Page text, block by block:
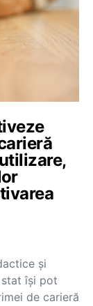
și
își pot
de carieră